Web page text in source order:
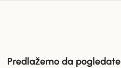
Predlažemo da pogledate